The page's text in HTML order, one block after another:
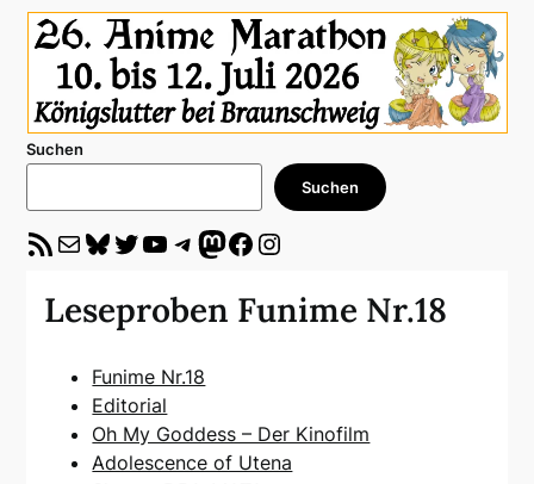
Suchen
Suchen
RSS-Feed E-Mail Bluesky Twitter YouTube Telegram Mastodon Facebook Instagram
Leseproben Funime Nr.18
Funime Nr.18
Editorial
Oh My Goddess – Der Kinofilm
Adolescence of Utena